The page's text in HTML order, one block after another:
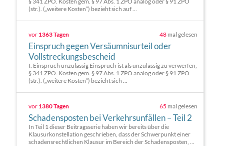
(str.). („weitere Kosten“) bezieht sich auf ...
vor 1363 Tagen 48 mal gelesen
Einspruch gegen Versäumnisurteil oder
Vollstreckungsbescheid
I. Einspruch unzulässig Einspruch ist als unzulässig zu verwerfen,
§ 341 ZPO. Kosten gem. § 97 Abs. 1 ZPO analog oder § 91 ZPO
(str.). („weitere Kosten“) bezieht sich ...
vor 1380 Tagen 65 mal gelesen
Schadensposten bei Verkehrsunfällen – Teil 2
In Teil 1 dieser Beitragsserie haben wir bereits über die
Klausurkonstellation geschrieben, dass der Schwerpunkt einer
schadensrechtlichen Klausur im Bereich der Schadensposten, ...